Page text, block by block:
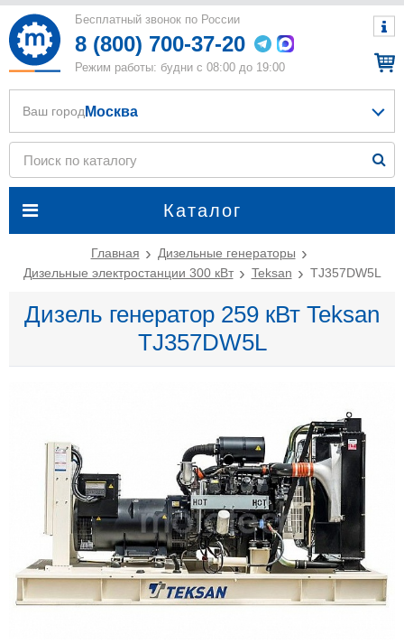
Бесплатный звонок по России
8 (800) 700-37-20
Режим работы: будни с 08:00 до 19:00
Каталог
Ваш город Москва
Главная
Дизельные генераторы
Дизельные электростанции 300 кВт
Teksan TJ357DW5L
Дизель генератор 259 кВт Teksan
TJ357DW5L